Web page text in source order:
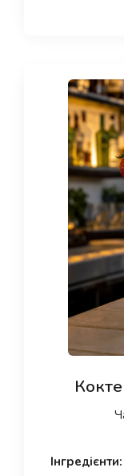
Інгредієнти: